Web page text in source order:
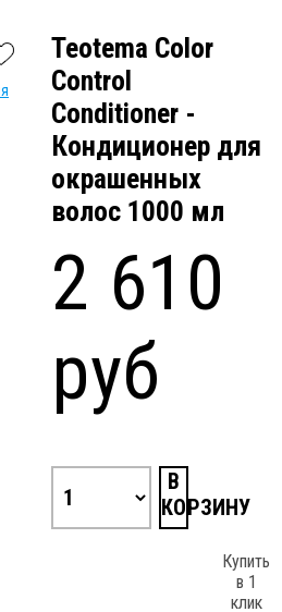
Teotema Color
Control
Conditioner -
Кондиционер для
окрашенных
волос 1000 мл
2 610
руб
В
КОРЗИНУ
Купить
в 1
клик